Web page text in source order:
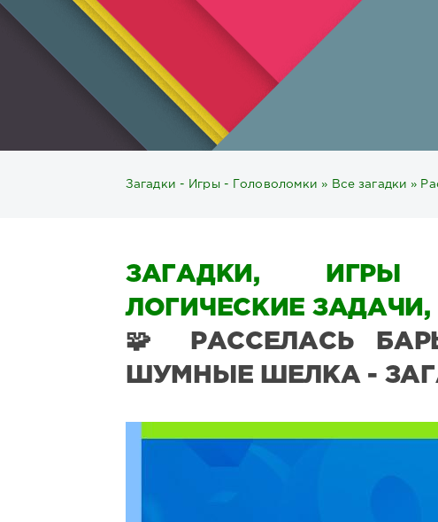
Загадки - Игры - Головоломки » Все загадки »
ЗАГАДКИ, ИГРЫ
ЛОГИЧЕСКИЕ ЗАДАЧИ,
🧩 РАССЕЛАСЬ
ШУМНЫЕ ШЕЛКА -